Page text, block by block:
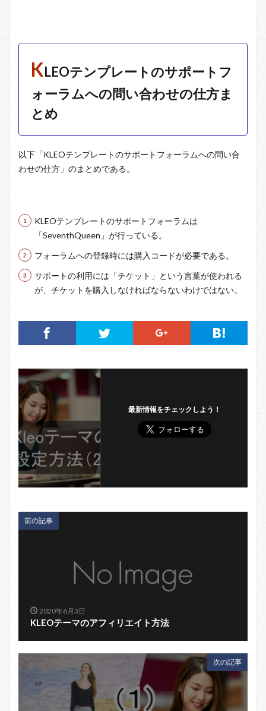
KLEOテンプレートのサポートフ
ォーラムへの問い合わせの仕方ま
とめ
以下「KLEOテンプレートのサポートフォーラムへの問い合
わせの仕方」のまとめである。
KLEOテンプレートのサポートフォーラムは
「SeventhQueen」が行っている。
フォーラムへの登録時には購入コードが必要である。
サポートの利用には「チケット」という言葉が使われる
が、チケットを購入しなければならないわけではない。
最新情報をチェックしよう！
前の記事
2020年6月3日
KLEOテーマのアフィリエイト方法
次の記事